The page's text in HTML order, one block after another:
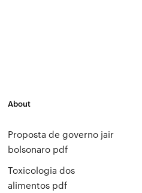
About
Proposta de governo jair
bolsonaro pdf
Toxicologia dos
alimentos pdf